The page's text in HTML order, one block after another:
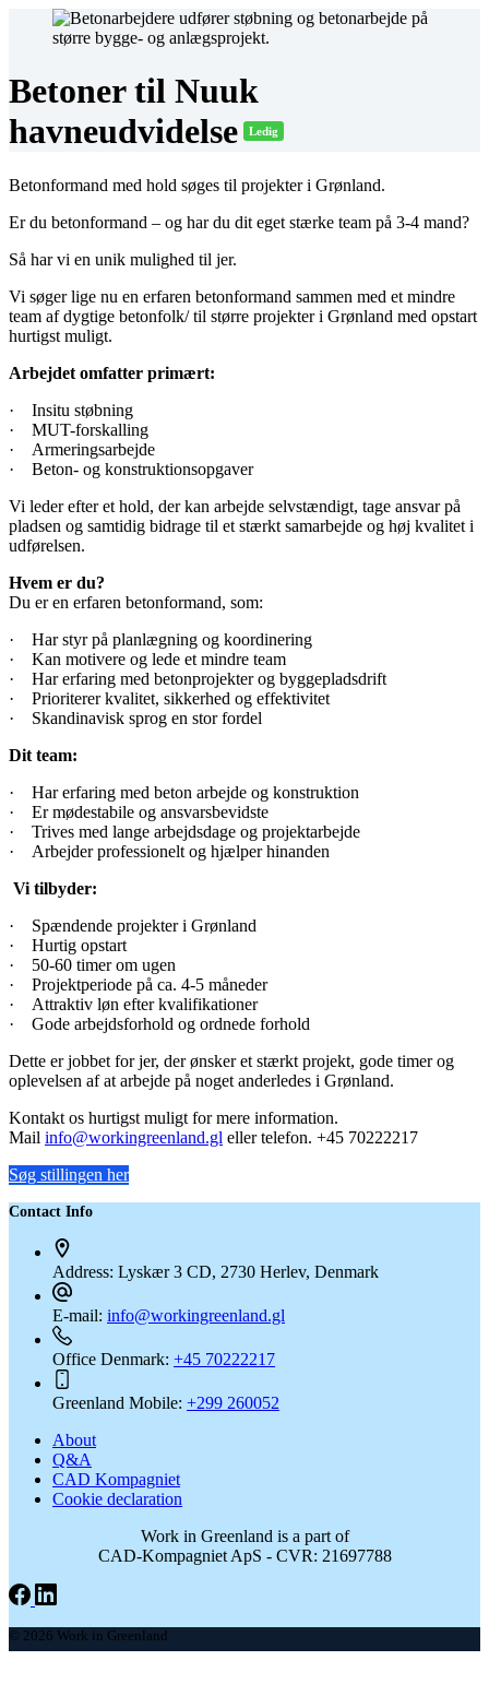
Betoner til Nuuk
havneudvidelse
Ledig
Betonformand med hold søges til projekter i Grønland.
Er du betonformand – og har du dit eget stærke team på 3-4 mand?
Så har vi en unik mulighed til jer.
Vi søger lige nu en erfaren betonformand sammen med et mindre
team af dygtige betonfolk/ til større projekter i Grønland med opstart
hurtigst muligt.
Arbejdet omfatter primært:
· Insitu støbning
· MUT-forskalling
· Armeringsarbejde
· Beton- og konstruktionsopgaver
Vi leder efter et hold, der kan arbejde selvstændigt, tage ansvar på
pladsen og samtidig bidrage til et stærkt samarbejde og høj kvalitet i
udførelsen.
Hvem er du?
Du er en erfaren betonformand, som:
· Har styr på planlægning og koordinering
· Kan motivere og lede et mindre team
· Har erfaring med betonprojekter og byggepladsdrift
· Prioriterer kvalitet, sikkerhed og effektivitet
· Skandinavisk sprog en stor fordel
Dit team:
· Har erfaring med beton arbejde og konstruktion
· Er mødestabile og ansvarsbevidste
· Trives med lange arbejdsdage og projektarbejde
· Arbejder professionelt og hjælper hinanden
Vi tilbyder:
· Spændende projekter i Grønland
· Hurtig opstart
· 50-60 timer om ugen
· Projektperiode på ca. 4-5 måneder
· Attraktiv løn efter kvalifikationer
· Gode arbejdsforhold og ordnede forhold
Dette er jobbet for jer, der ønsker et stærkt projekt, gode timer og
oplevelsen af at arbejde på noget anderledes i Grønland.
Kontakt os hurtigst muligt for mere information.
Mail info@workingreenland.gl eller telefon. +45 70222217
Søg stillingen her
Contact Info
Address: Lyskær 3 CD, 2730 Herlev, Denmark
E-mail: info@workingreenland.gl
Office Denmark: +45 70222217
Greenland Mobile: +299 260052
About
Q&A
CAD Kompagniet
Cookie declaration
Work in Greenland is a part of
CAD-Kompagniet ApS - CVR: 21697788
© 2026 Work in Greenland